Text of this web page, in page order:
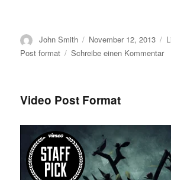
Autor
John Smith
Veröffentlicht
am
November 12, 2013
Post format
Schreibe einen Kommentarzu
Video Post Format